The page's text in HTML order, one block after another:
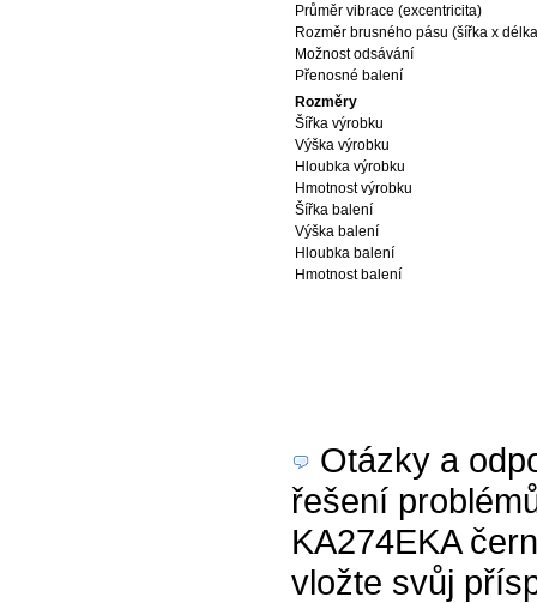
Průměr vibrace (excentricita)
Rozměr brusného pásu (šířka x
Možnost odsávání
Přenosné balení
Rozměry
Šířka výrobku
Výška výrobku
Hloubka výrobku
Hmotnost výrobku
Šířka balení
Výška balení
Hloubka balení
Hmotnost balení
Otázky a
řešení
KA274EKA
vložte svůj